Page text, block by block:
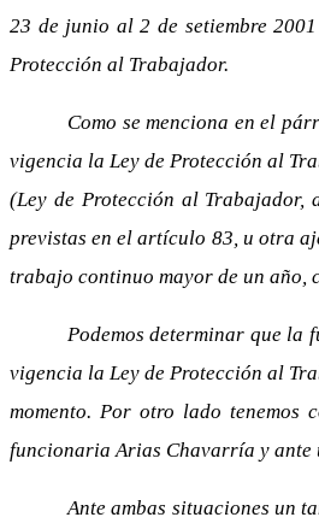
23 de junio al 2 de setiembre
Protección al Trabajador.
Como se menciona en el
vigencia la Ley de Protección al
(Ley de Protección al
previstas en el artículo 83, u otra
trabajo continuo mayor de un año,
Podemos determinar que la
vigencia la Ley de Protección al
momento. Por otro lado tenemos
funcionaria Arias Chavarría y ante
Ante ambas situaciones un